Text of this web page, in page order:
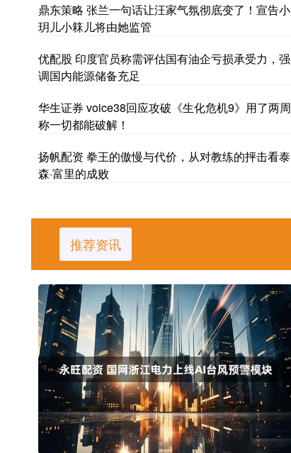
鼎东策略 张兰一句话让汪家气氛彻底变了！宣告小
玥儿小箖儿将由她监管
优配股 印度官员称需评估国有油企亏损承受力，强
调国内能源储备充足
华生证券 voice38回应攻破《生化危机9》用了两周
称一切都能破解！
扬帆配资 拳王的傲慢与代价，从对教练的抨击看泰
森·富里的成败
推荐资讯